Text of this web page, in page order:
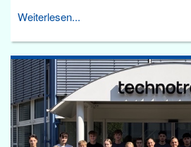
Weiterlesen...